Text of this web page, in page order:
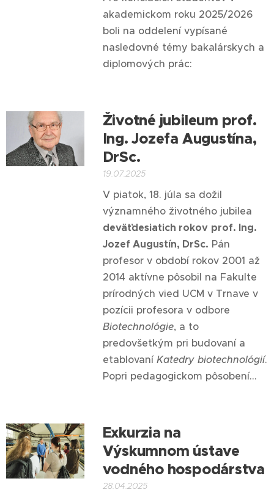
akademickom roku 2025/2026
boli na oddelení vypísané
nasledovné témy bakalárskych a
diplomových prác:
Životné jubileum prof.
Ing. Jozefa Augustína,
DrSc.
19.07.2025
V piatok, 18. júla sa dožil
významného životného jubilea
deväťdesiatich rokov prof. Ing.
Jozef Augustín, DrSc. Pán
profesor v období rokov 2001 až
2014 aktívne pôsobil na Fakulte
prírodných vied UCM v Trnave v
pozícii profesora v odbore
Biotechnológie, a to
predovšetkým pri budovaní a
etablovaní Katedry biotechnológií.
Popri pedagogickom pôsobení...
Exkurzia na
Výskumnom ústave
vodného hospodárstva
28.04.2025